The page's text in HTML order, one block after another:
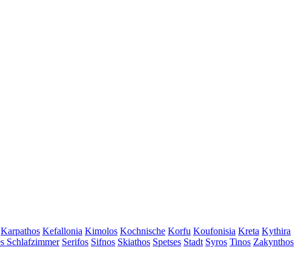
Karpathos Kefallonia Kimolos Kochnische Korfu Koufonisia Kreta Kythira
Schlafzimmer Serifos Sifnos Skiathos Spetses Stadt Syros Tinos Zakynthos